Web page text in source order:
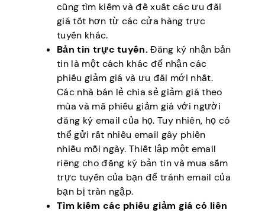
cũng tìm kiếm và đề xuất các ưu đãi
giá tốt hơn từ các cửa hàng trực
tuyến khác.
Bản tin trực tuyến.Đăng ký nhận bản
tin là một cách khác để nhận các
phiếu giảm giá và ưu đãi mới nhất.
Các nhà bán lẻ chia sẻ giảm giá theo
mùa và mã phiếu giảm giá với người
đăng ký email của họ. Tuy nhiên, họ có
thể gửi rất nhiều email gây phiền
nhiễu mỗi ngày. Thiết lập một email
riêng cho đăng ký bản tin và mua sắm
trực tuyến của bạn để tránh email của
bạn bị tràn ngập.
Tìm kiếm các phiếu giảm giá có liên